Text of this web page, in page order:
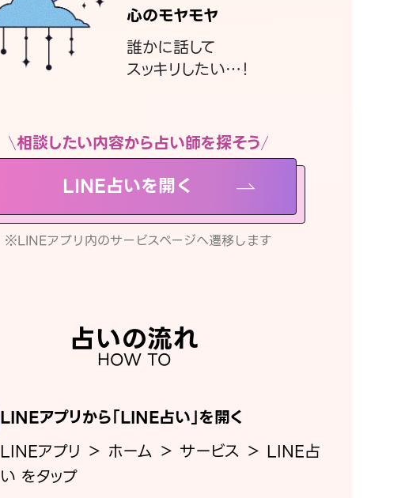
心のモヤモヤ
誰かに話して
スッキリしたい…！
相談したい内容から占い師を探そう
LINE占いを開く
※LINEアプリ内のサービスページへ遷移します
占いの流れ
HOW TO
LINEアプリから「LINE占い」を開く
LINEアプリ ＞ ホーム ＞ サービス ＞ LINE占
い をタップ